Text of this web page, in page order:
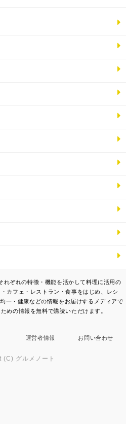
れぞれの特徴・機能を活かして料理に活用の
カフェ・レストラン・食事をはじめ、レシ
一・健康などの情報をお届けするメディアで
めの情報を無料で購読いただけます。
運営者情報 お問い合わせ
グルメノート